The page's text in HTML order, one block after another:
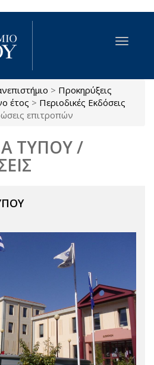
Toggle
> Προκηρύξεις
έτος > Περιοδικές Εκδόσεις
επιτροπών
ΤΥΠΟΥ /